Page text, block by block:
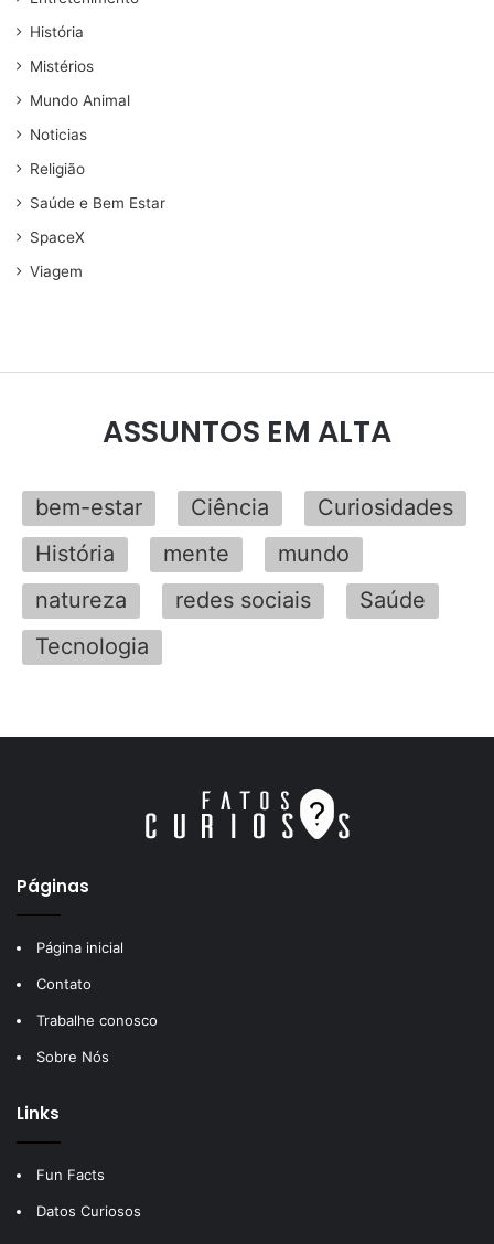
História
Mistérios
Mundo Animal
Noticias
Religião
Saúde e Bem Estar
SpaceX
Viagem
ASSUNTOS EM ALTA
bem-estar Ciência
Curiosidades
História
mente
mundo
natureza
redes sociais
Saúde
Tecnologia
Páginas
Página inicial
Contato
Trabalhe conosco
Sobre Nós
Links
Fun Facts
Datos Curiosos